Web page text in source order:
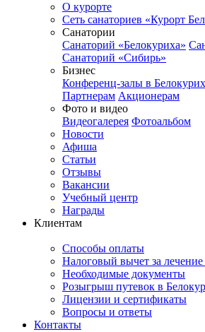
О курорте
Сеть санаториев «Курорт
Санатории
Санаторий «Белокуриха»
Санаторий «Сибирь»
Бизнес
Конференц-залы в
Партнерам Акционерам
Фото и видео
Видеогалерея Фотоальбом
Новости
Афиша
Статьи
Отзывы
Вакансии
Учебный центр
Награды
Клиентам
Способы оплаты
Налоговый вычет за лечение
Необходимые документы
Розыгрыш путевок в
Лицензии и сертификаты
Вопросы и ответы
Контакты